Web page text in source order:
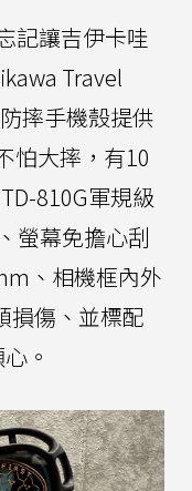
記讓吉伊卡哇
Travel
摔手機殼提供
怕大摔，有10
810G軍規級
螢幕免擔心刮
、相機框內外
損傷、並標配
。